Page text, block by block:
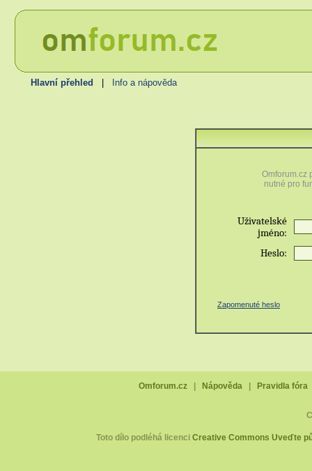
Hlavní přehled Info a nápověda
Omforum.cz
nutné pro
Uživatelské
jméno:
Heslo:
Zapomenuté heslo
Omforum.cz Nápověda Pravidla fóra
Toto dílo podléhá licenciCreative Commons Uveďte